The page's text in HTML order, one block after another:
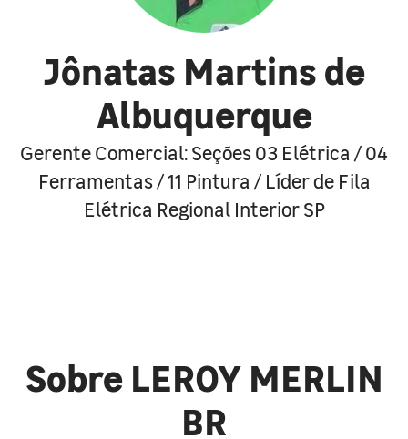
Jônatas Martins de
Albuquerque
Gerente Comercial: Seções 03 Elétrica / 04
Ferramentas / 11 Pintura / Líder de Fila
Elétrica Regional Interior SP
Sobre LEROY MERLIN
BR